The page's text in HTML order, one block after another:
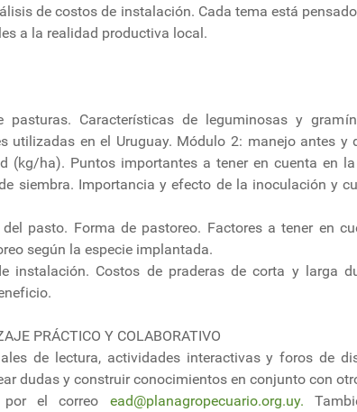
de costos de instalación. Cada tema está
a la realidad productiva local.
Características de leguminosas y
utilizadas en el Uruguay. Módulo 2: manejo antes y
(kg/ha). Puntos importantes a tener en cuenta en
siembra. Importancia y efecto de la inoculación y
pasto. Forma de pastoreo. Factores a tener en
según la especie implantada.
instalación. Costos de praderas de corta y larga
PRÁCTICO Y COLABORATIVO
de lectura, actividades interactivas y foros de
dudas y construir conocimientos en conjunto con
por el correo ead@planagropecuario.org.uy.